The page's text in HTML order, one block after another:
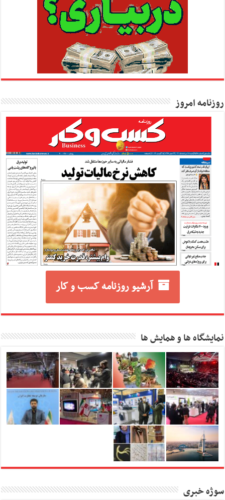
روزنامه امروز
آرشیو روزنامه کسب و کار
نمایشگاه ها و همایش ها
سوژه خبری